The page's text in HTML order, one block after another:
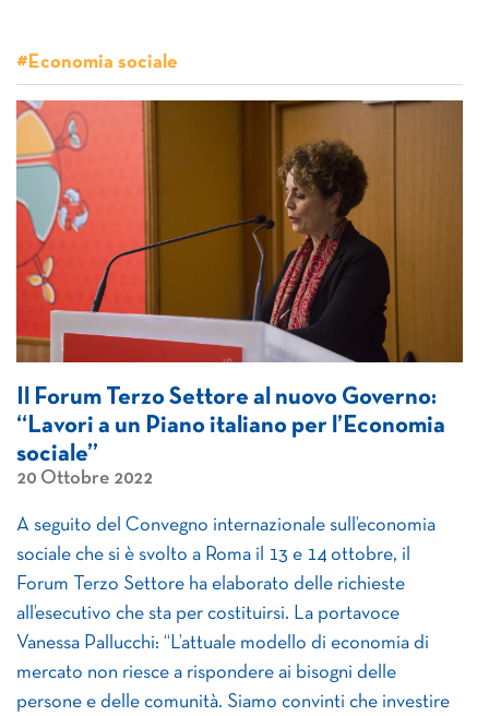
#Economia sociale
Il Forum Terzo Settore al nuovo Governo:
“Lavori a un Piano italiano per l’Economia
sociale”
20 Ottobre 2022
A seguito del Convegno internazionale sull’economia
sociale che si è svolto a Roma il 13 e 14 ottobre, il
Forum Terzo Settore ha elaborato delle richieste
all’esecutivo che sta per costituirsi. La portavoce
Vanessa Pallucchi: “L’attuale modello di economia di
mercato non riesce a rispondere ai bisogni delle
persone e delle comunità. Siamo convinti che investire